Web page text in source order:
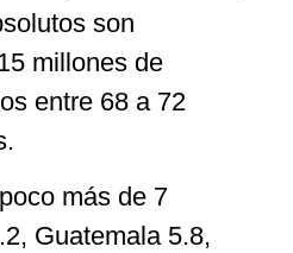
son
millones de
entre 68 a 72
más de 7
Guatemala 5.8,